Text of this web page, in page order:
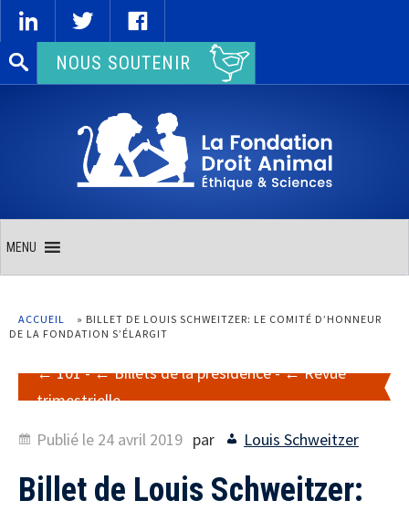
Rechercher :NOUS SOUTENIR
MENU
ACCUEIL » BILLET DE LOUIS SCHWEITZER: LE COMITÉ D’HONNEUR
DE LA FONDATION S’ÉLARGIT
101- Billets de la présidence-
Revue
trimestrielle
Publié le 24 avril 2019 par Louis Schweitzer
Billet de Louis Schweitzer: